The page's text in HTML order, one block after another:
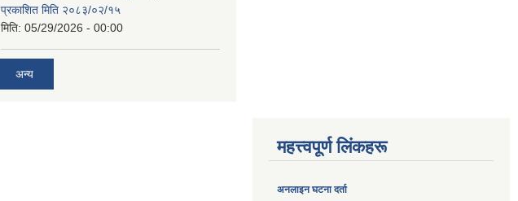
प्रकाशित मिति २०८३/०२/१५
मिति: 05/29/2026 - 00:00
अन्य
महत्त्वपूर्ण लिंकहरू
अनलाइन घटना दर्ता